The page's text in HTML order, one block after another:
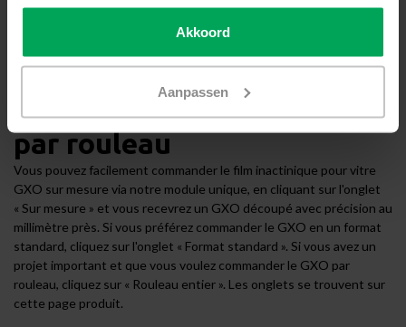
Akkoord
Aanpassen
Commander un film
inactinique orange GXO
sur mesure, standard ou
par rouleau
Vous pouvez facilement commander le film inactinique pour vitre
GXO sur mesure via notre module unique, en cliquant sur l'onglet
« Sur mesure » et vous recevrez un GXO découpé avec précision au
millimètre près. Si vous préférez commander le GXO en un format
standard, cliquez sur l'onglet « Format standard ». Si vous avez un
projet important et que vous voulez commander le GXO par
rouleau, cliquez sur « Rouleau entier ». Les onglets se trouvent sur
cette page produit.